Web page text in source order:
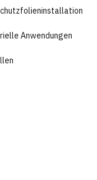
Anwendungen